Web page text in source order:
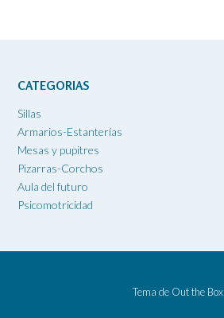
CATEGORIAS
Sillas
Armarios-Estanterías
Mesas y pupitres
Pizarras-Corchos
Aula del futuro
Psicomotricidad
Tema de Out the Box